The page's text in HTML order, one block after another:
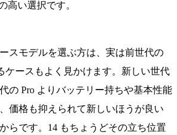
高い選択です。
スモデルを選ぶ方は、実は前世代の
ケースもよく見かけます。新しい世代
の Pro よりバッテリー持ちや基本性能
価格も抑えられて新しいほうが良い
らです。14 もちょうどその立ち位置